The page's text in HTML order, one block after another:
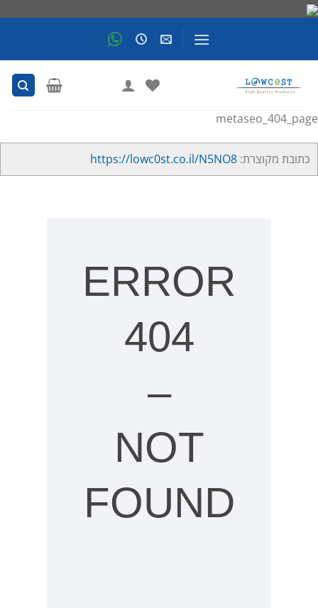
metaseo_404_page
כתובת מקוצרת: https://lowc0st.co.il/N5NO8
ERROR
404
–
NOT
FOUND